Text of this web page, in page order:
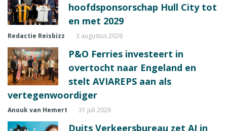
hoofdsponsorschap Hull City tot
en met 2029
Redactie Reisbizz 3 augustus 2026
P&O Ferries investeert in
overtocht naar Engeland en
stelt AVIAREPS aan als
vertegenwoordiger
Anouk van Hemert 31 juli 2026
Duits Verkeersbureau zet AI in